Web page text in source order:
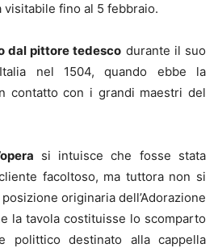
visitabile fino al 5 febbraio.
dal pittore tedesco durante il suo
nel 1504, quando ebbe la
contatto con i grandi maestri del
si intuisce che fosse stata
facoltoso, ma tuttora non si
originaria dell’Adorazione
la tavola costituisse lo scomparto
polittico destinato alla cappella